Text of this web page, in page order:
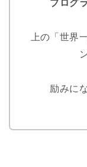
ブログ
上の「世界
励みに